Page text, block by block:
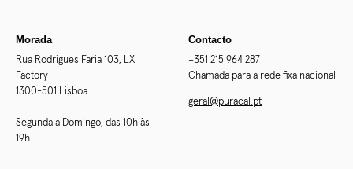
Morada
Rua Rodrigues Faria 103, LX
Factory
1300-501 Lisboa
Segunda a Domingo, das 10h às
19h
Contacto
+351 215 964 287
Chamada para a rede fixa nacional
geral@puracal.pt